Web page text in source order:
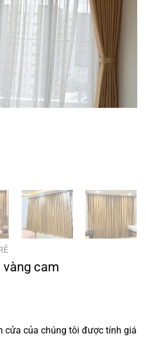
vàng cam
₫.
cửa của chúng tôi được tính giá